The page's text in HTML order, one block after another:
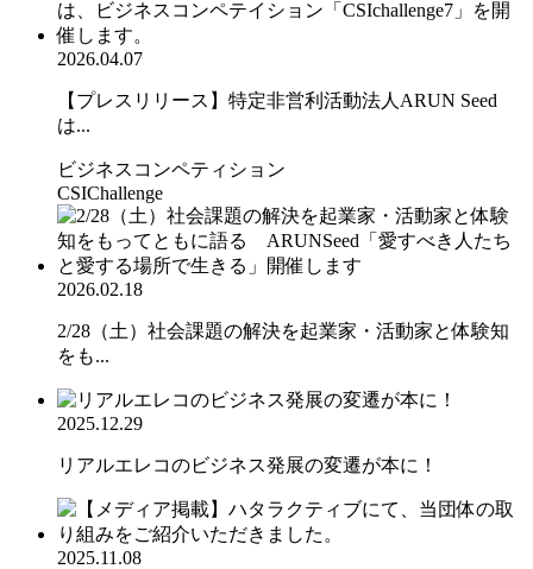
2026.04.07
【プレスリリース】特定非営利活動法人ARUN Seed
は...
ビジネスコンペティション
CSIChallenge
2026.02.18
2/28（土）社会課題の解決を起業家・活動家と体験知
をも...
2025.12.29
リアルエレコのビジネス発展の変遷が本に！
2025.11.08